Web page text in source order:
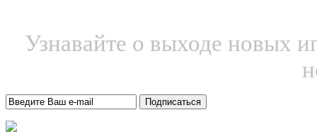
Узнавайте о выходе новых